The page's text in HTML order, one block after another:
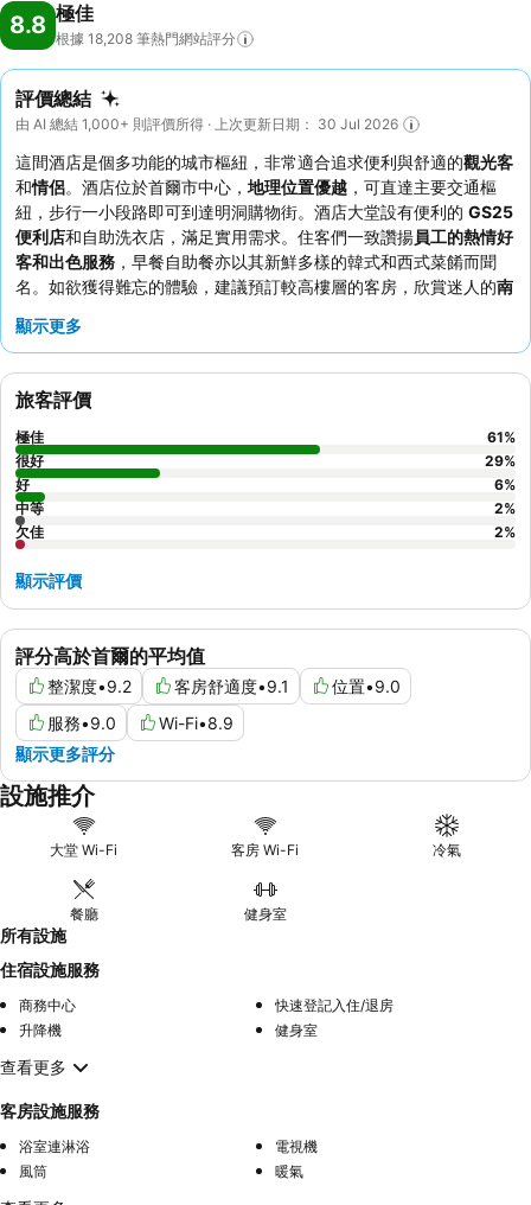
8.8 極佳
根據 18,208 筆熱門網站評分
評價總結
由 AI 總結 1,000+ 則評價所得 · 上次更新日期： 30 Jul 2026
這間酒店是個多功能的城市樞紐，非常適合追求便利與舒適的觀光客
和情侶。酒店位於首爾市中心， 地理位置優越 ，可直達主要交通樞
紐，步行一小段路即可到達明洞購物街。酒店大堂設有便利的 GS25
便利店和自助洗衣店，滿足實用需求。住客們一致讚揚員工的熱情好
客和出色服務 ，早餐自助餐亦以其新鮮多樣的韓式和西式菜餚而聞
名。如欲獲得難忘的體驗，建議預訂較高樓層的客房，欣賞迷人的南
顯示更多
評分高於首爾的平均值
整潔度•9.2 客房舒適度•9.1 位置•9.0
服務•9.0 Wi-Fi•8.9
顯示更多評分
旅客評價
極佳 61%
很好
29%
好
6%
中等
2%
欠佳
2%
顯示評價
設施推介
大堂 Wi-Fi 客房 Wi-Fi 冷氣
餐廳 健身室
所有設施
住宿設施服務
商務中心
快速登記入住/退房
升降機
健身室
查看更多
客房設施服務
浴室連淋浴
電視機
風筒
暖氣